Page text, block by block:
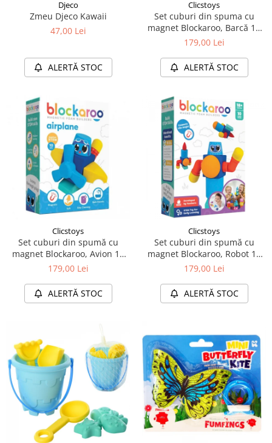
Djeco
Zmeu Djeco Kawaii
47,00 Lei
ALERTĂ STOC
Clicstoys
Set cuburi din spuma cu
magnet Blockaroo, Barcă 10
piese
179,00 Lei
ALERTĂ STOC
Clicstoys
Set cuburi din spumă cu
magnet Blockaroo, Avion 10
piese
179,00 Lei
ALERTĂ STOC
Clicstoys
Set cuburi din spumă cu
magnet Blockaroo, Robot 10
piese
179,00 Lei
ALERTĂ STOC